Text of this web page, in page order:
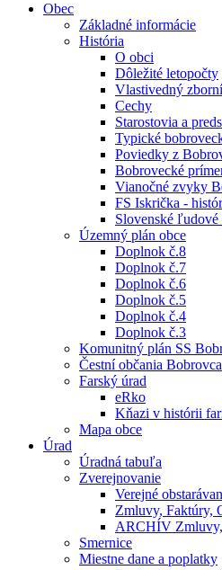
Obec
Základné informácie
História
O obci
Dôležité letopočty
Vlastivedný
Cechy
Starostovia a
Typické
Poviedky z
Bobrovecké
Vianočné zvyky
FS Iskrička -
Slovenské ľudové
Územný plán obce
Doplnok č.8
Doplnok č.7
Doplnok č.6
Doplnok č.5
Doplnok č.4
Doplnok č.3
Komunitný plán SS
Čestní občania Bobrovca
Farský úrad
eRko
Kňazi v histórii
Mapa obce
Úrad
Úradná tabuľa
Zverejnovanie
Verejné
Zmluvy, Faktúry,
ARCHÍV
Smernice
Miestne dane a poplatky